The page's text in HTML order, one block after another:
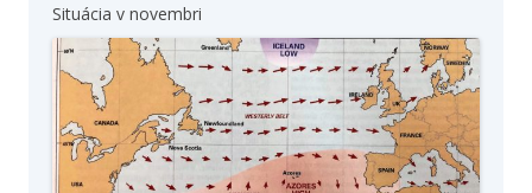
Situácia v novembri